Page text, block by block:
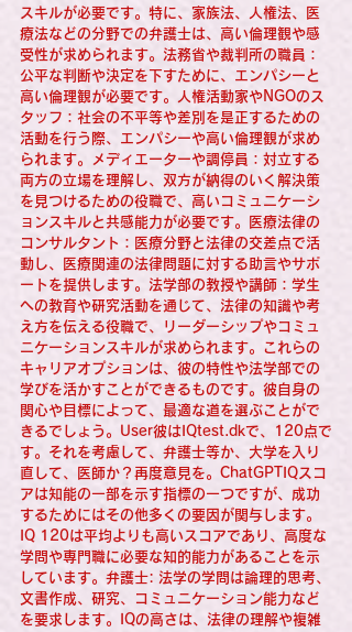
スキルが必要です。特に、家族法、人権法、医
療法などの分野での弁護士は、高い倫理観や感
受性が求められます。法務省や裁判所の職員：
公平な判断や決定を下すために、エンパシーと
高い倫理観が必要です。人権活動家やNGOのス
タッフ：社会の不平等や差別を是正するための
活動を行う際、エンパシーや高い倫理観が求め
られます。メディエーターや調停員：対立する
両方の立場を理解し、双方が納得のいく解決策
を見つけるための役職で、高いコミュニケーシ
ョンスキルと共感能力が必要です。医療法律の
コンサルタント：医療分野と法律の交差点で活
動し、医療関連の法律問題に対する助言やサポ
ートを提供します。法学部の教授や講師：学生
への教育や研究活動を通じて、法律の知識や考
え方を伝える役職で、リーダーシップやコミュ
ニケーションスキルが求められます。これらの
キャリアオプションは、彼の特性や法学部での
学びを活かすことができるものです。彼自身の
関心や目標によって、最適な道を選ぶことがで
きるでしょう。User彼はIQtest.dkで、120点で
す。それを考慮して、弁護士等か、大学を入り
直して、医師か？再度意見を。ChatGPTIQスコ
アは知能の一部を示す指標の一つですが、成功
するためにはその他多くの要因が関与します。
IQ 120は平均よりも高いスコアであり、高度な
学問や専門職に必要な知的能力があることを示
しています。弁護士: 法学の学問は論理的思考、
文書作成、研究、コミュニケーション能力など
を要求します。IQの高さは、法律の理解や複雑